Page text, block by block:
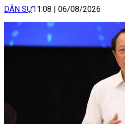
DÂN SỰ11:08 | 06/08/2026